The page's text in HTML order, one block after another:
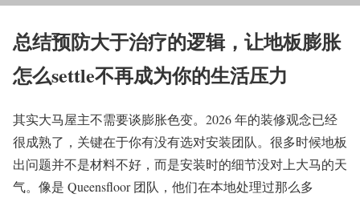
总结预防大于治疗的逻辑，让地板膨胀
怎么settle不再成为你的生活压力
其实大马屋主不需要谈膨胀色变。2026 年的装修观念已经
很成熟了，关键在于你有没有选对安装团队。很多时候地板
出问题并不是材料不好，而是安装时的细节没对上大马的天
气。像是 Queensfloor 团队，他们在本地处理过那么多